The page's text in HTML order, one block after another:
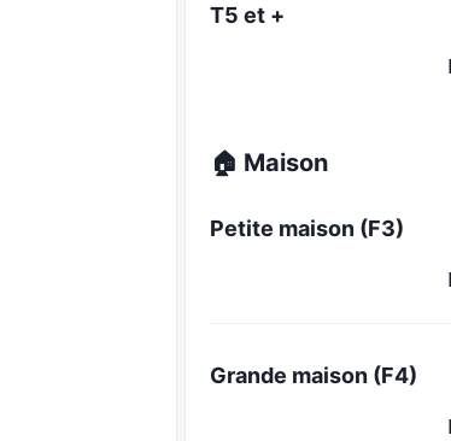
T5 et +
🏠 Maison
Petite maison (F3)
Grande maison (F4)